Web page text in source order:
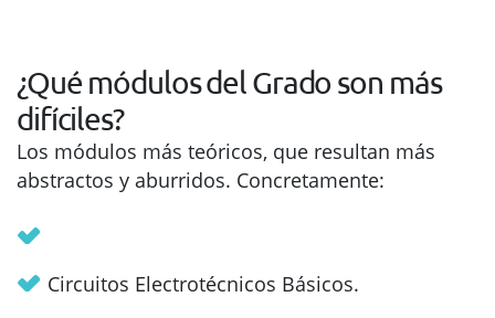
¿Qué módulos del Grado son más
difíciles?
Los módulos más teóricos, que resultan más
abstractos y aburridos. Concretamente:
Circuitos Electrotécnicos Básicos.